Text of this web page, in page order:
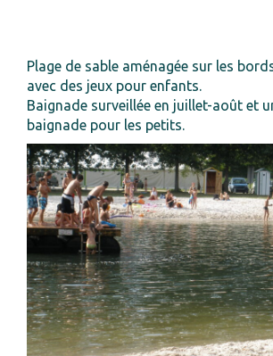
Plage de sable aménagée sur les
avec des jeux pour enfants.
Baignade surveillée en juillet-août et
baignade pour les petits.